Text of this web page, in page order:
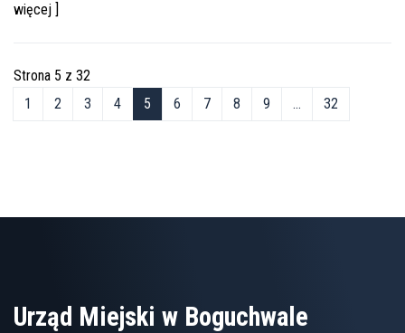
więcej ]
Strona 5 z 32
1
2 3 4 5 6 7 8 9 ... 32
Urząd Miejski w Boguchwale